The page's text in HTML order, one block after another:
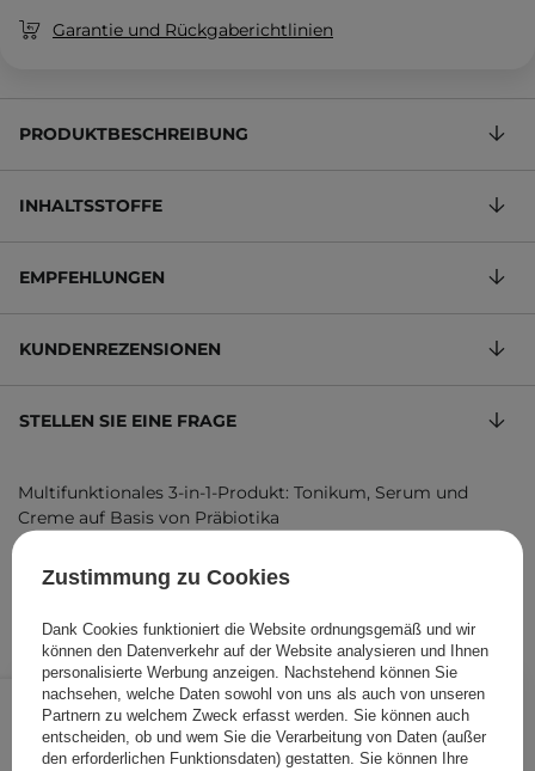
20,00 € /Stk.
IN DEN WARENKORB
Garantie und Rückgaberichtlinien
PRODUKTBESCHREIBUNG
INHALTSSTOFFE
EMPFEHLUNGEN
KUNDENREZENSIONEN
STELLEN SIE EINE FRAGE
Multifunktionales 3-in-1-Produkt: Tonikum, Serum und
Creme auf Basis von Präbiotika
Produktcode: 4982
Zustimmung zu Cookies
Dank Cookies funktioniert die Website ordnungsgemäß und wir
können den Datenverkehr auf der Website analysieren und Ihnen
personalisierte Werbung anzeigen. Nachstehend können Sie
nachsehen, welche Daten sowohl von uns als auch von unseren
Partnern zu welchem Zweck erfasst werden. Sie können auch
entscheiden, ob und wem Sie die Verarbeitung von Daten (außer
den erforderlichen Funktionsdaten) gestatten. Sie können Ihre